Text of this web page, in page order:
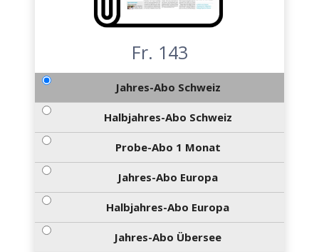
Fr. 143
Jahres-Abo Schweiz
Halbjahres-Abo Schweiz
Probe-Abo 1 Monat
Jahres-Abo Europa
Halbjahres-Abo Europa
Jahres-Abo Übersee